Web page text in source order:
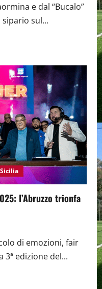
e dal “Bucalo”
sipario sul...
l’Abruzzo trionfa
di emozioni, fair
3ª edizione del...